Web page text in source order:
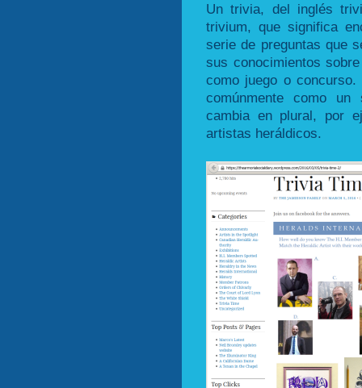
Un trivia, del inglés
trivium, que significa
serie de preguntas que
sus conocimientos
como juego o
comúnmente como
cambia en plural, por
artistas heráldicos.